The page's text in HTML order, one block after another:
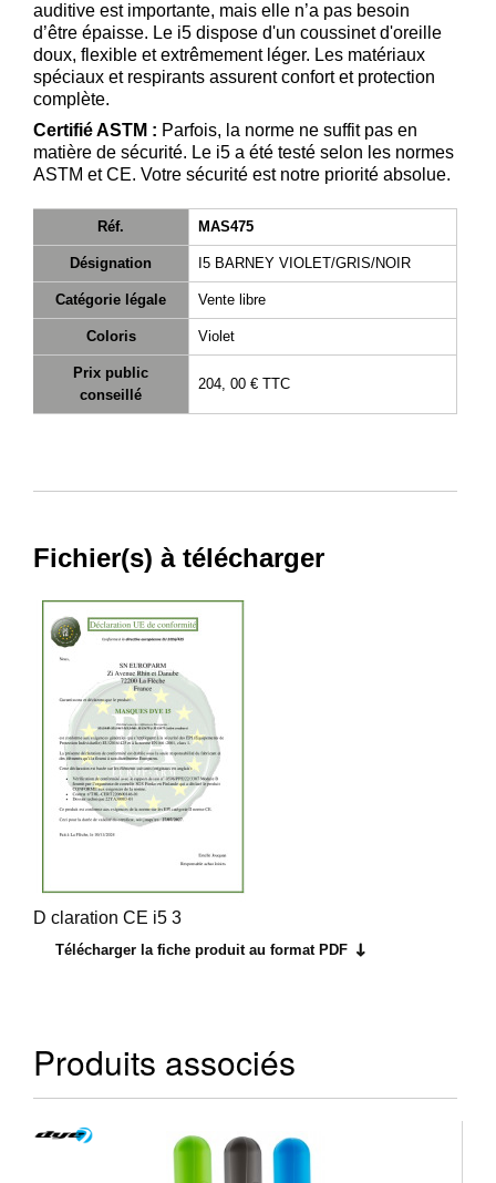
auditive est importante, mais elle n’a pas besoin
d’être épaisse. Le i5 dispose d'un coussinet d'oreille
doux, flexible et extrêmement léger. Les matériaux
spéciaux et respirants assurent confort et protection
complète.
Certifié ASTM : Parfois, la norme ne suffit pas en
matière de sécurité. Le i5 a été testé selon les normes
ASTM et CE. Votre sécurité est notre priorité absolue.
Réf. MAS475
Désignation I5 BARNEY VIOLET/GRIS/NOIR
Catégorie légale Vente libre
Coloris Violet
Prix public
conseillé
204, 00 € TTC
Fichier(s) à télécharger
D claration CE i5 3
Télécharger la fiche produit au format PDF
Produits associés